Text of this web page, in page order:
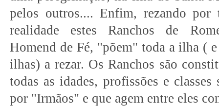
pelos outros.... Enfim, rezando
realidade estes Ranchos de
Homend de Fé, "põem" toda a ilha (
ilhas) a rezar. Os Ranchos são
todas as idades, profissões e
por "Irmãos" e que agem entre eles